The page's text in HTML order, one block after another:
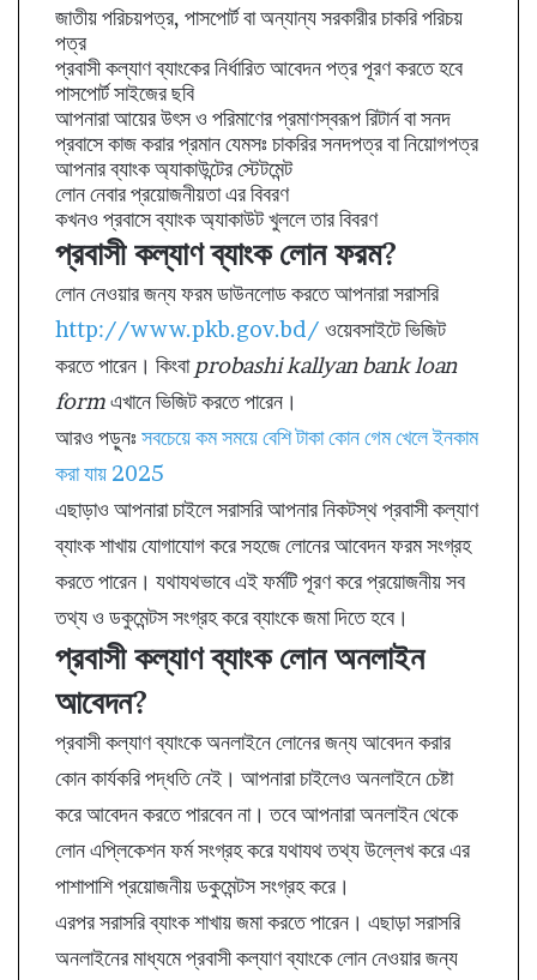
জাতীয় পরিচয়পত্র, পাসপোর্ট বা অন্যান্য সরকারীর চাকরি পরিচয়
পত্র
প্রবাসী কল্যাণ ব্যাংকের নির্ধারিত আবেদন পত্র পূরণ করতে হবে
পাসপোর্ট সাইজের ছবি
আপনারা আয়ের উৎস ও পরিমাণের প্রমাণস্বরূপ রিটার্ন বা সনদ
প্রবাসে কাজ করার প্রমান যেমসঃ চাকরির সনদপত্র বা নিয়োগপত্র
আপনার ব্যাংক অ্যাকাউন্টের স্টেটমেন্ট
লোন নেবার প্রয়োজনীয়তা এর বিবরণ
কখনও প্রবাসে ব্যাংক অ্যাকাউট খুললে তার বিবরণ
প্রবাসী কল্যাণ ব্যাংক লোন ফরম?
লোন নেওয়ার জন্য ফরম ডাউনলোড করতে আপনারা সরাসরি
http://www.pkb.gov.bd/ ওয়েবসাইটে ভিজিট
করতে পারেন। কিংবা probashi kallyan bank loan
formএখানে ভিজিট করতে পারেন।
আরও পড়ুনঃ সবচেয়ে কম সময়ে বেশি টাকা কোন গেম খেলে ইনকাম
করা যায় 2025
এছাড়াও আপনারা চাইলে সরাসরি আপনার নিকটস্থ প্রবাসী কল্যাণ
ব্যাংক শাখায় যোগাযোগ করে সহজে লোনের আবেদন ফরম সংগ্রহ
করতে পারেন। যথাযথভাবে এই ফর্মটি পূরণ করে প্রয়োজনীয় সব
তথ্য ও ডকুমেন্টস সংগ্রহ করে ব্যাংকে জমা দিতে হবে।
প্রবাসী কল্যাণ ব্যাংক লোন অনলাইন
আবেদন?
প্রবাসী কল্যাণ ব্যাংকে অনলাইনে লোনের জন্য আবেদন করার
কোন কার্যকরি পদ্ধতি নেই। আপনারা চাইলেও অনলাইনে চেষ্টা
করে আবেদন করতে পারবেন না। তবে আপনারা অনলাইন থেকে
লোন এপ্লিকেশন ফর্ম সংগ্রহ করে যথাযথ তথ্য উল্লেখ করে এর
পাশাপাশি প্রয়োজনীয় ডকুমেন্টস সংগ্রহ করে।
এরপর সরাসরি ব্যাংক শাখায় জমা করতে পারেন। এছাড়া সরাসরি
অনলাইনের মাধ্যমে প্রবাসী কল্যাণ ব্যাংকে লোন নেওয়ার জন্য